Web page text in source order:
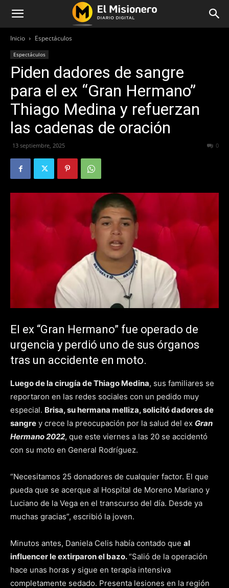
Inicio Espectáculos
Espectáculos
Piden dadores de sangre
para el ex “Gran Hermano”
Thiago Medina y refuerzan
las cadenas de oración
13 septiembre, 2025 0
El ex “Gran Hermano” fue operado de
urgencia y perdió uno de sus órganos
tras un accidente en moto.
Luego de la cirugía de Thiago Medina, sus familiares se
reportaron en las redes sociales con un pedido muy
especial. Brisa, su hermana melliza, solicitó dadores de
sangre y crece la preocupación por la salud del ex Gran
Hermano 2022, que este viernes a las 20 se accidentó
con su moto en General Rodríguez.
“Necesitamos 25 donadores de cualquier factor. El que
pueda que se acerque al Hospital de Moreno Mariano y
Luciano de la Vega en el transcurso del día. Desde ya
muchas gracias”, escribió la joven.
Minutos antes, Daniela Celis había contado que al
influencer le extirparon el bazo.“Salió de la operación
hace unas horas y sigue en terapia intensiva
completamente sedado. Presenta lesiones en la región